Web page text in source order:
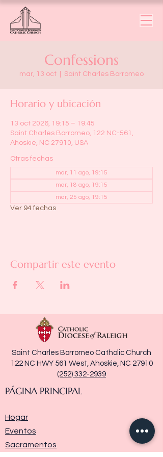
Confessions
mar, 13 oct Saint Charles Borromeo
Horario y ubicación
13 oct 2026, 19:15 – 19:45
Saint Charles Borromeo, 122 NC-561,
Ahoskie, NC 27910, USA
Otras fechas
mar, 11 ago, 19:15
mar, 18 ago, 19:15
mar, 25 ago, 19:15
Ver 94 fechas
Compartir este evento
Saint Charles Borromeo Catholic Church
122 NC HWY 561 West, Ahoskie, NC 27910
(252) 332-2939
PÁGINA PRINCIPAL
Hogar
Eventos
Sacramentos